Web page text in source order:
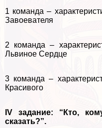
1 комaнда –
Завоевателя
2 комaнда –
Львиное Сердце
3 комaнда –
Красивого
IV задание: “Кто,
сказать?”.